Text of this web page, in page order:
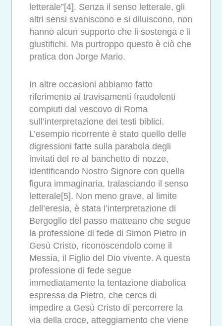
letterale”[4]. Senza il senso letterale, gli
altri sensi svaniscono e si diluiscono, non
hanno alcun supporto che li sostenga e li
giustifichi. Ma purtroppo questo è ciò che
pratica don Jorge Mario.
In altre occasioni abbiamo fatto
riferimento ai travisamenti fraudolenti
compiuti dal vescovo di Roma
sull’interpretazione dei testi biblici.
L’esempio ricorrente è stato quello delle
digressioni fatte sulla parabola degli
invitati del re al banchetto di nozze,
identificando Nostro Signore con quella
figura immaginaria, tralasciando il senso
letterale[5]. Non meno grave, al limite
dell’eresia, è stata l’interpretazione di
Bergoglio del passo matteano che segue
la professione di fede di Simon Pietro in
Gesù Cristo, riconoscendolo come il
Messia, il Figlio del Dio vivente. A questa
professione di fede segue
immediatamente la tentazione diabolica
espressa da Pietro, che cerca di
impedire a Gesù Cristo di percorrere la
via della croce, atteggiamento che viene